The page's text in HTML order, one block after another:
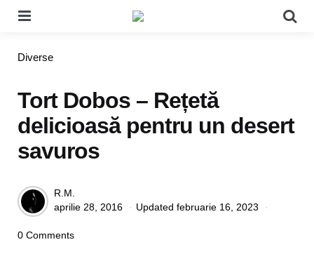
Categories
Diverse
Tort Dobos – Rețetă
delicioasă pentru un desert
savuros
Posted
by
R.M.
aprilie 28, 2016
Updated februarie 16, 2023
0 Comments